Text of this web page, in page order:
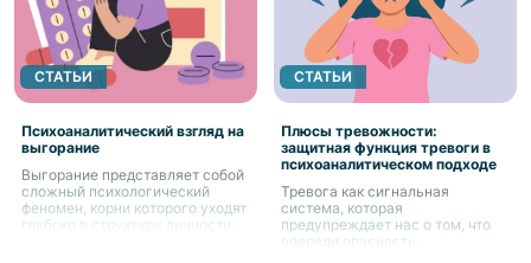
СТАТЬИ
Психоаналитический взгляд на
выгорание
Выгорание представляет собой
сложный психологический
феномен, корни которого уходят
глубоко в структуру личности.
СТАТЬИ
Плюсы тревожности:
защитная функция тревоги в
психоаналитическом подходе
Тревога как сигнальная
система, которая
предупреждает нас о том, что
впереди опасность.